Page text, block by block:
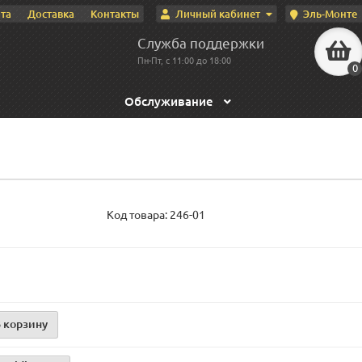
Эль-Монте
Личный кабинет
Доставка Контакты
Служба поддержки
Пн-Пт, с 11:00 до 18:00
0
Обслуживание
Код товара: 246-01
корзину